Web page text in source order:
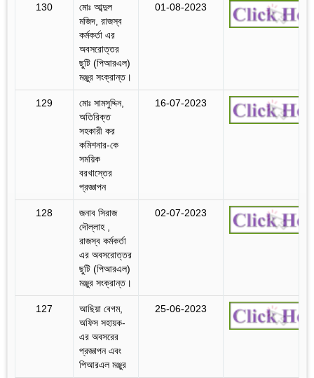
130
মোঃ আব্দুল
মজিদ, রাজস্ব
কর্মকর্তা এর
অবসরোত্তর
ছুটি (পিআরএল)
মঞ্জুর সংক্রান্ত।
01-08-2023
129
মোঃ সামসুদ্দিন,
অতিরিক্ত
সহকারী কর
কমিশনার-কে
সময়িক
বরখাস্তের
প্রজ্ঞাপন
16-07-2023
128
জনাব সিরাজ
দৌল্লাহ ,
রাজস্ব কর্মকর্তা
এর অবসরোত্তর
ছুটি (পিআরএল)
মঞ্জুর সংক্রান্ত।
02-07-2023
127
আছিয়া বেগম,
অফিস সহায়ক-
এর অবসরের
প্রজ্ঞাপন এবং
পিআরএল মঞ্জুর
25-06-2023